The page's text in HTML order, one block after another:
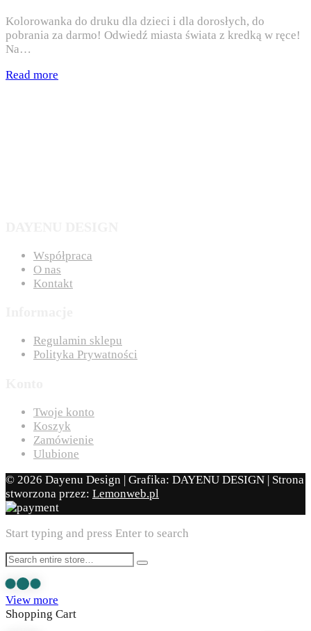
Kolorowanka do druku dla dzieci i dla dorosłych, do
pobrania za darmo! Odwiedź miasta świata z kredką w ręce!
Na…
Read more
Współpraca
O nas
Kontakt
Regulamin sklepu
Polityka Prywatności
Twoje konto
Koszyk
Zamówienie
Ulubione
© 2026 Dayenu Design | Grafika: DAYENU DESIGN | Strona
stworzona przez: Lemonweb.pl
Start typing and press Enter to search
View more
Shopping Cart